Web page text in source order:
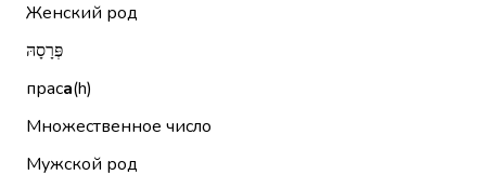
Женский род
פְּרָסָהּ
праса(h)
Множественное число
Мужской род